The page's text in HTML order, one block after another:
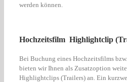
werden können.
Hochzeitsfilm Highlightclip
Bei Buchung eines Hochzeitsfilms
bieten wir Ihnen als Zusatzoption
Highlightclips (Trailers) an. Ein